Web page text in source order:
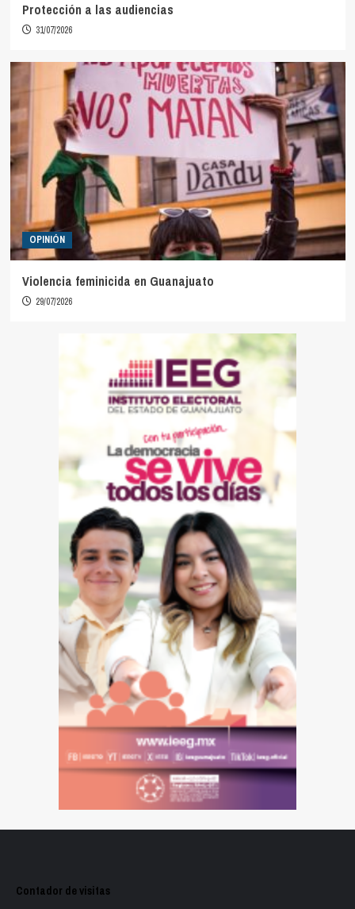
Protección a las audiencias
31/07/2026
OPINIÓN
Violencia feminicida en Guanajuato
29/07/2026
Contador de visitas